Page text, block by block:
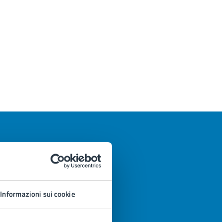
Informazioni sui cookie